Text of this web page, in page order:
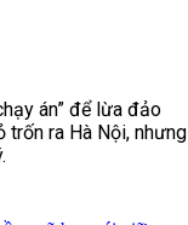
án” để lừa đảo
trốn ra Hà Nội, nhưng